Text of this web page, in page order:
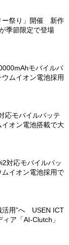
ー祭り」開催 新作
季節限定で登場
モバイルバ
ムイオン電池採用
応モバイルバッテ
オン電池搭載で大
対応モバイルバッ
イオン電池採用で
活用”へ USEN ICT
ア「AI-Clutch」